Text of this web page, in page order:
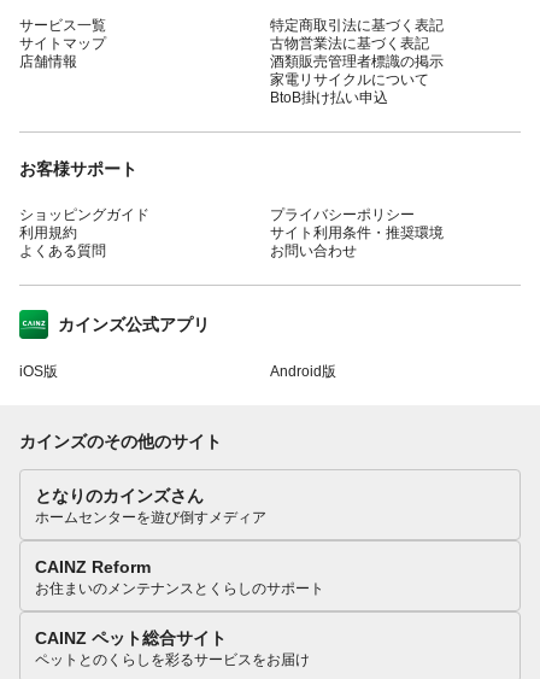
サービス一覧
サイトマップ
店舗情報
特定商取引法に基づく表記
古物営業法に基づく表記
酒類販売管理者標識の掲示
家電リサイクルについて
BtoB掛け払い申込
お客様サポート
ショッピングガイド
利用規約
よくある質問
プライバシーポリシー
サイト利用条件・推奨環境
お問い合わせ
カインズ公式アプリ
iOS版 Android版
カインズのその他のサイト
となりのカインズさん
ホームセンターを遊び倒すメディア
CAINZ Reform
お住まいのメンテナンスとくらしのサポート
CAINZ ペット総合サイト
ペットとのくらしを彩るサービスをお届け